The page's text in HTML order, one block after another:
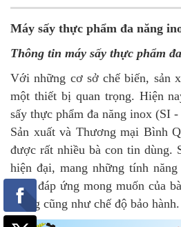
Máy sấy thực phẩm đa năng
Thông tin máy sấy thực phẩm
Với những cơ sở chế biến, sản
một thiết bị quan trọng. Hiện
sấy thực phẩm đa năng inox (SI
Sản xuất và Thương mại Bình
được rất nhiều bà con tin dùng.
hiện đại, mang những tính
mới, đáp ứng mong muốn của
lượng cũng như chế độ bảo hành.